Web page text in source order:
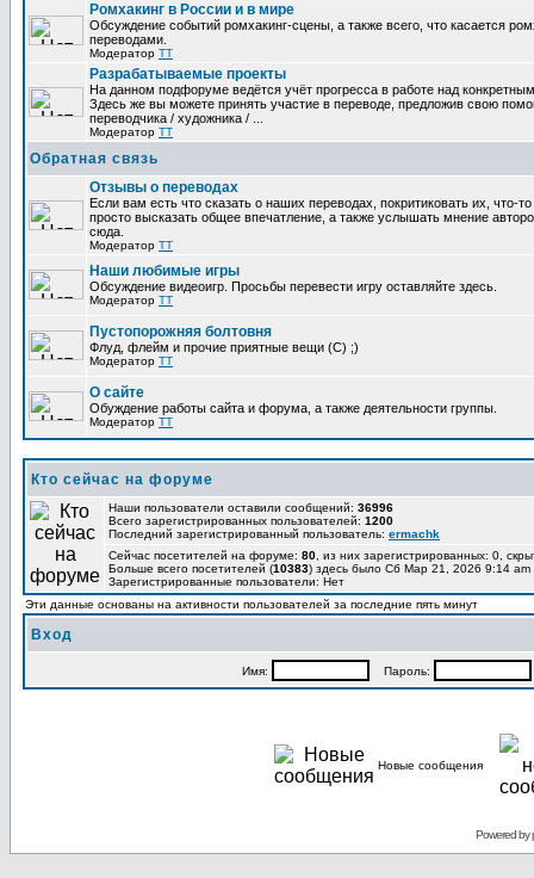
Ромхакинг в России и в мире
Обсуждение событий ромхакинг-сцены, а также всего, что касается
переводами.
Модератор TT
Разрабатываемые проекты
На данном подфоруме ведётся учёт прогресса в работе над
Здесь же вы можете принять участие в переводе, предложив свою
переводчика / художника / ...
Модератор TT
Обратная связь
Отзывы о переводах
Если вам есть что сказать о наших переводах, покритиковать их, что-
просто высказать общее впечатление, а также услышать мнение
сюда.
Модератор TT
Наши любимые игры
Обсуждение видеоигр. Просьбы перевести игру оставляйте здесь.
Модератор TT
Пустопорожняя болтовня
Флуд, флейм и прочие приятные вещи (C) ;)
Модератор TT
О сайте
Обуждение работы сайта и форума, а также деятельности группы.
Модератор TT
Кто сейчас на форуме
Наши пользователи оставили сообщений: 36996
Всего зарегистрированных пользователей: 1200
Последний зарегистрированный пользователь: ermachk
Сейчас посетителей на форуме: 80 , из них зарегистрированных: 0,
Больше всего посетителей (10383) здесь было Сб Мар 21, 2026 9:14 am
Зарегистрированные пользователи: Нет
Эти данные основаны на активности пользователей за последние пять минут
Вход
Имя: Пароль:
Новые сообщения
Powered by